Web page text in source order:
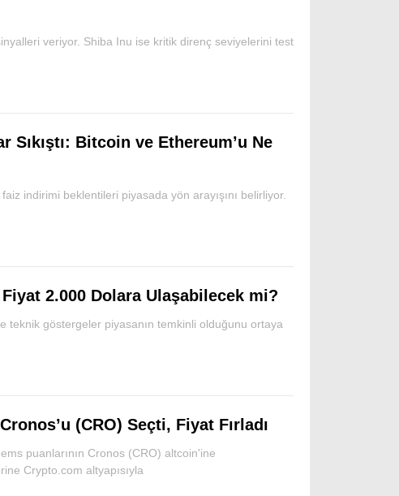
veriyor. Shiba Inu ise kritik direnç seviyelerini test
Sıkıştı: Bitcoin ve Ethereum’u Ne
indirimi beklentileri piyasada yön arayışını belirliyor.
2.000 Dolara Ulaşabilecek mi?
teknik göstergeler piyasanın temkinli olduğunu ortaya
(CRO) Seçti, Fiyat Fırladı
puanlarının Cronos (CRO) altcoin'ine
Crypto.com altyapısıyla